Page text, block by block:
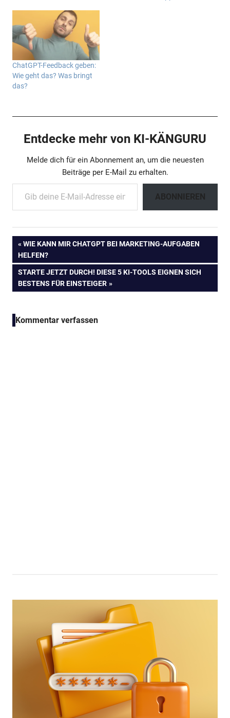
ChatGPT-Feedback geben:
Wie geht das? Was bringt
das?
Entdecke mehr von KI-KÄNGURU
Melde dich für ein Abonnement an, um die neuesten
Beiträge per E-Mail zu erhalten.
Gib deine E-Mail-Adresse ein ...
ABONNIEREN
Beitragsnavigation
VORHERIGER
BEITRAG:
WIE KANN MIR CHATGPT BEI MARKETING-AUFGABEN
HELFEN?
NÄCHSTER
BEITRAG:
STARTE JETZT DURCH! DIESE 5 KI-TOOLS EIGNEN SICH
BESTENS FÜR EINSTEIGER
Kommentar verfassen